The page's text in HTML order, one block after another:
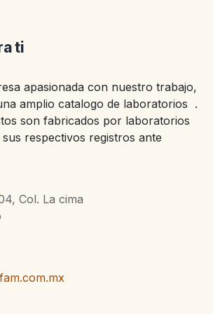
ti
apasionada con nuestro trabajo,
amplio catalogo de laboratorios .
son fabricados por laboratorios
respectivos registros ante
Col. La cima